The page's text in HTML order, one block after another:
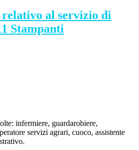
al servizio di
Stampanti
infermiere, guardarobiere,
servizi agrari, cuoco, assistente